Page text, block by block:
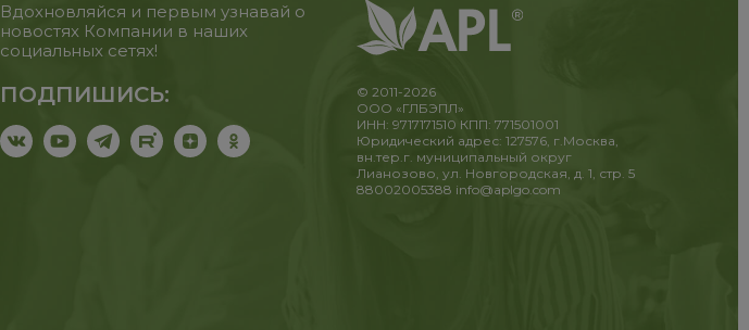
Вдохновляйся и первым узнавай о
новостях Компании в наших
социальных сетях!
ПОДПИШИСЬ:
© 2011-2026
ООО «ГЛБЭПЛ»
ИНН: 9717171510 КПП: 771501001
Юридический адрес: 127576, г.Москва,
вн.тер.г. муниципальный округ
Лианозово, ул. Новгородская, д. 1, стр. 5
88002005388 info@aplgo.com